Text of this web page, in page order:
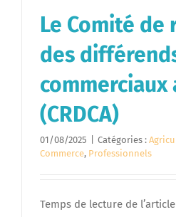
Le Comité
des
commerciaux
(CRDCA)
01/08/2025 Catégories :
Commerce, Professionnels
Temps de lecture de